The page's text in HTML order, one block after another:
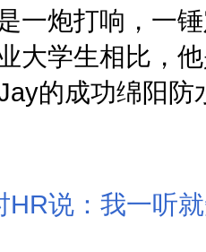
一炮打响，一
大学生相比，
的成功绵阳
HR说：我一听